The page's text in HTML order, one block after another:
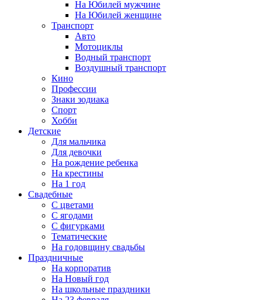
На Юбилей мужчине
На Юбилей женщине
Транспорт
Авто
Мотоциклы
Водный транспорт
Воздушный транспорт
Кино
Профессии
Знаки зодиака
Спорт
Хобби
Детские
Для мальчика
Для девочки
На рождение ребенка
На крестины
На 1 год
Свадебные
С цветами
С ягодами
С фигурками
Тематические
На годовщину свадьбы
Праздничные
На корпоратив
На Новый год
На школьные праздники